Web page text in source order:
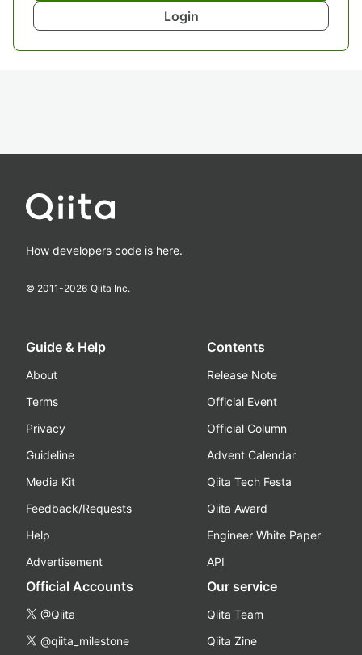
Login
How developers code is here.
© 2011-2026 Qiita Inc.
Guide & Help
About
Terms
Privacy
Guideline
Media Kit
Feedback/Requests
Help
Advertisement
Contents
Release Note
Official Event
Official Column
Advent Calendar
Qiita Tech Festa
Qiita Award
Engineer White Paper
API
Official Accounts
@Qiita
@qiita_milestone
Our service
Qiita Team
Qiita Zine